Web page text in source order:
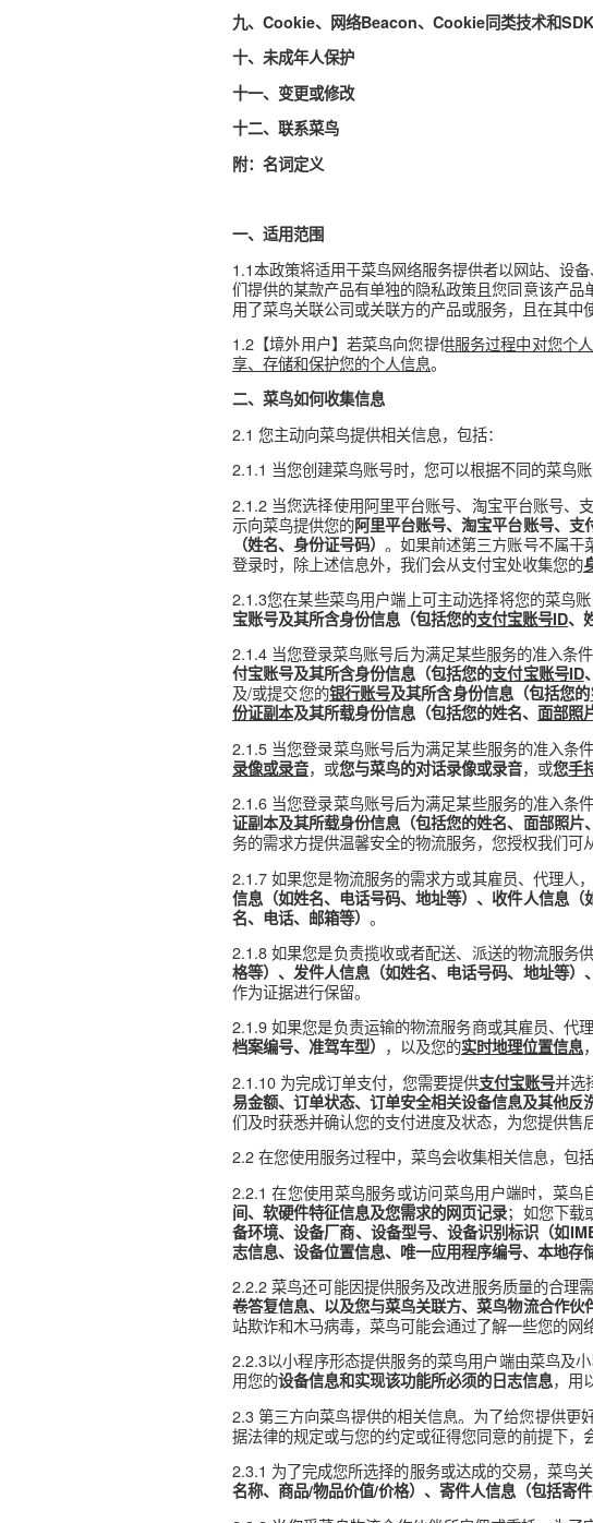
六、个人信息跨境传输
七、您的个人信息保护
八、您的个人信息管理
九、Cookie、网络Beacon、Cookie同类技
十、未成年人保护
十二、联系菜鸟
附：名词定义
一、适用范围
1.1本政策将适用于菜鸟网络服务提供者以
们提供的某款产品有单独的隐私政策且您
用了菜鸟关联公司或关联方的产品或服务
享、存储和保护您的个人信息。
二、菜鸟如何收集信息
2.1 您主动向菜鸟提供相关信息，包括：
2.1.1 当您创建菜鸟账号时，您可以根据不
2.1.2 当您选择使用阿里平台账号、淘宝平
示向菜鸟提供您的阿里平台账号、淘宝平台
（姓名、身份证号码）。如果前述第三方账
登录时，除上述信息外，我们会从支付宝处
2.1.3您在某些菜鸟用户端上可主动选择将
宝账号及其所含身份信息（包括您的支付宝
2.1.4 当您登录菜鸟账号后为满足某些服务
付宝账号及其所含身份信息（包括您的支付
及/或提交您的银行账号及其所含身份信息
份证副本及其所载身份信息（包括您的姓名
2.1.5 当您登录菜鸟账号后为满足某些服
录像或录音，或您与菜鸟的对话录像或录音
2.1.6 当您登录菜鸟账号后为满足某些服务
证副本及其所载身份信息（包括您的姓名、
务的需求方提供温馨安全的物流服务，您授
2.1.7 如果您是物流服务的需求方或其雇员
信息（如姓名、电话号码、地址等）、收件
名、电话、邮箱等）。
2.1.8 如果您是负责揽收或者配送、派送的
格等）、发件人信息（如姓名、电话号码
作为证据进行保留。
2.1.9 如果您是负责运输的物流服务商或其
2.1.10 为完成订单支付，您需要提供支付宝
易金额、订单状态、订单安全相关设备信息
们及时获悉并确认您的支付进度及状态，为
2.2 在您使用服务过程中，菜鸟会收集相关
2.2.1 在您使用菜鸟服务或访问菜鸟用户
备环境、设备厂商、设备型号、设备识别
志信息、设备位置信息、唯一应用程序编